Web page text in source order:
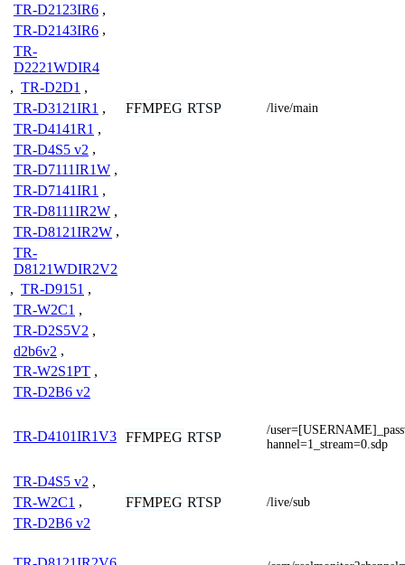
TR-D2123IR6 ,
TR-D2143IR6 ,
TR-
D2221WDIR4
, TR-D2D1 ,
TR-D3121IR1 ,
TR-D4141R1 ,
TR-D4S5 v2 ,
TR-D7111IR1W ,
TR-D7141IR1 ,
TR-D8111IR2W ,
TR-D8121IR2W ,
TR-
D8121WDIR2V2
, TR-D9151 ,
TR-W2C1 ,
TR-D2S5V2 ,
d2b6v2 ,
TR-W2S1PT ,
TR-D2B6 v2
FFMPEG RTSP /live/main
TR-D4101IR1V3 FFMPEG RTSP
/
hannel=1_stream=0.sdp
TR-D4S5 v2 ,
TR-W2C1 ,
TR-D2B6 v2
FFMPEG RTSP /live/sub